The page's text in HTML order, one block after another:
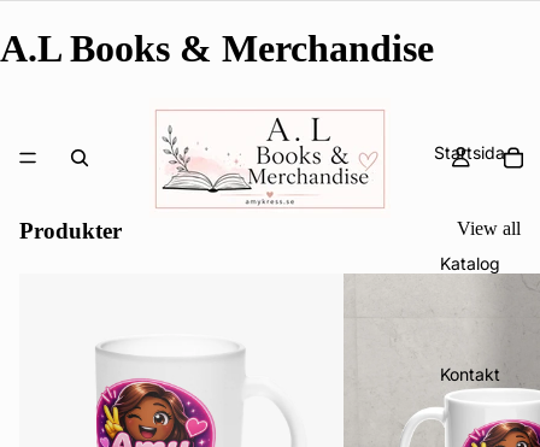
A.L Books & Merchandise
Startsida
Katalog
Kontakt
Produkter View all